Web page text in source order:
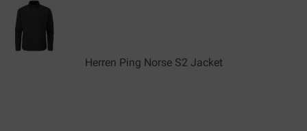
Herren Ping Norse S2 Jacket